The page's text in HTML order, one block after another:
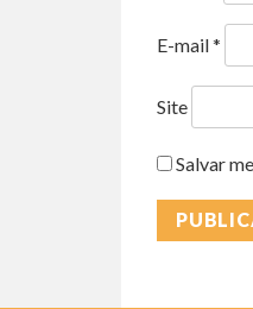
E-mail*
Site
Salvar